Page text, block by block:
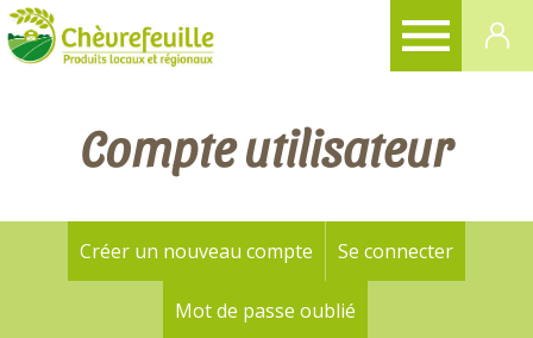
Compte utilisateur
Onglets
principaux
Créer un nouveau compte Se connecter(onglet
Mot de passe oublié